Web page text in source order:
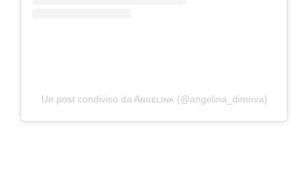
Un post condiviso da Aɴɢᴇʟɪɴᴀ (@angelina_dimova)